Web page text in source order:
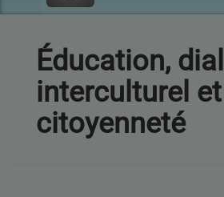
Éducation,
interculturel et
citoyenneté